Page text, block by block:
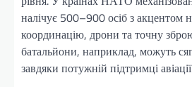
налічує 500–900 осіб з акцентом
координацію, дрони та точну
батальйони, наприклад, можуть
завдяки потужній підтримці